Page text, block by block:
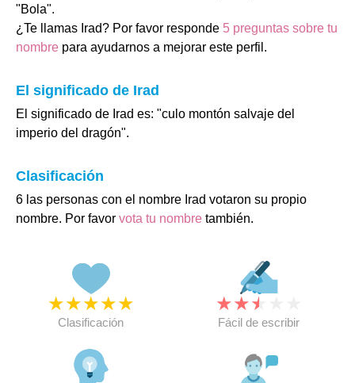
"Bola".
¿Te llamas Irad? Por favor responde 5 preguntas sobre tu
nombre para ayudarnos a mejorar este perfil.
El significado de Irad
El significado de Irad es: "culo montón salvaje del
imperio del dragón".
Clasificación
6 las personas con el nombre Irad votaron su propio
nombre. Por favor vota tu nombre también.
★★★★★
Clasificación
★★★
Fácil de escribir